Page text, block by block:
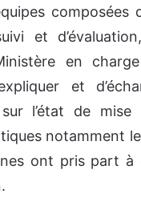
composées
et
en
et
l’état de
notamment
ont pris part à